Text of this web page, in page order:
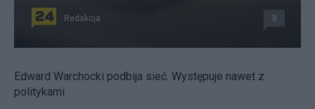
Redakcja 8
Edward Warchocki podbija sieć. Występuje nawet z
politykami